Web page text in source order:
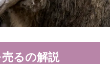
るの解説